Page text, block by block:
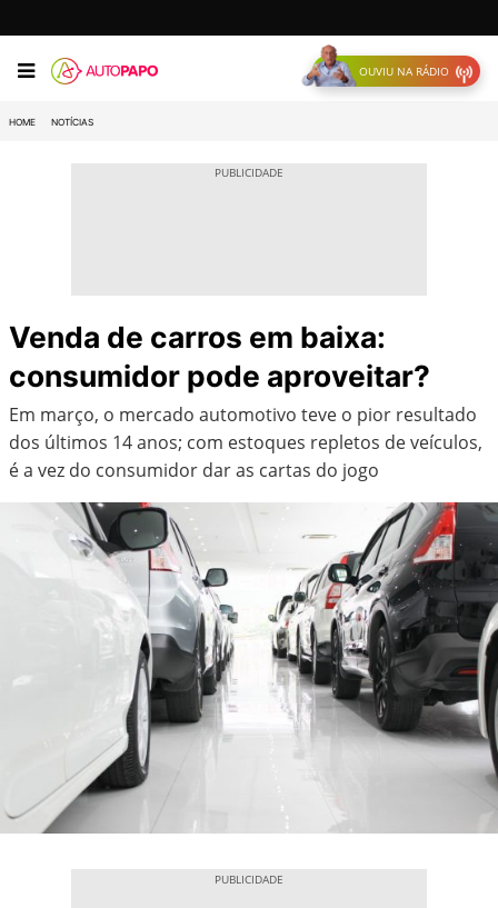
OUVIU NA RÁDIO
HOME NOTÍCIAS
Venda de carros em baixa:
consumidor pode aproveitar?
Em março, o mercado automotivo teve o pior resultado
dos últimos 14 anos; com estoques repletos de veículos,
é a vez do consumidor dar as cartas do jogo